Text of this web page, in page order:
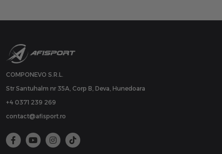
COMPONEVO S.R.L.
Str Santuhalm nr 35A, Corp B, Deva, Hunedoara
+4 0371 239 269
contact@afisport.ro